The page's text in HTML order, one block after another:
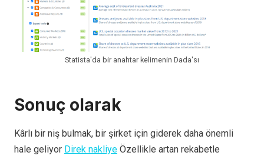
Statista'da bir anahtar kelimenin Dada'sı
Sonuç olarak
Kârlı bir niş bulmak, bir şirket için giderek daha önemli
hale geliyor Direk nakliye Özellikle artan rekabetle